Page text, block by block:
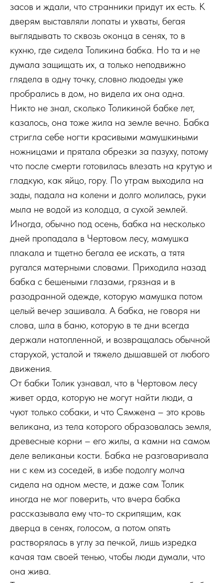
засов и ждали, что странники придут их есть. К
дверям выставляли лопаты и ухваты, бегая
выглядывать то сквозь оконца в сенях, то в
кухню, где сидела Толикина бабка. Но та и не
думала защищать их, а только неподвижно
глядела в одну точку, словно людоеды уже
пробрались в дом, но видела их она одна.
Никто не знал, сколько Толикиной бабке лет,
казалось, она тоже жила на земле вечно. Бабка
стригла себе ногти красивыми мамушкиными
ножницами и прятала обрезки за пазуху, потому
что после смерти готовилась влезать на крутую и
гладкую, как яйцо, гору. По утрам выходила на
зады, падала на колени и долго молилась, руки
мыла не водой из колодца, а сухой землей.
Иногда, обычно под осень, бабка на несколько
дней пропадала в Чертовом лесу, мамушка
плакала и тщетно бегала ее искать, а тятя
ругался матерными словами. Приходила назад
бабка с бешеными глазами, грязная и в
разодранной одежде, которую мамушка потом
целый вечер зашивала. А бабка, не говоря ни
слова, шла в баню, которую в те дни всегда
держали натопленной, и возвращалась обычной
старухой, усталой и тяжело дышавшей от любого
движения.
От бабки Толик узнавал, что в Чертовом лесу
живет орда, которую не могут найти люди, а
чуют только собаки, и что Сямжена – это кровь
великана, из тела которого образовалась земля,
древесные корни – его жилы, а камни на самом
деле великаньи кости. Бабка не разговаривала
ни с кем из соседей, в избе подолгу молча
сидела на одном месте, и даже сам Толик
иногда не мог поверить, что вчера бабка
рассказывала ему что-то скрипящим, как
дверца в сенях, голосом, а потом опять
растворялась в углу за печкой, лишь изредка
качая там своей тенью, чтобы люди думали, что
она жива.